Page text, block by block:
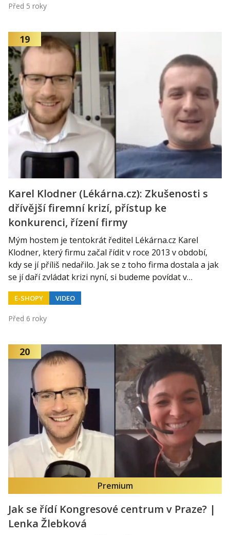
Před 5 roky
19
Karel Klodner (Lékárna.cz): Zkušenosti s
dřívější firemní krizí, přístup ke
konkurenci, řízení firmy
Mým hostem je tentokrát ředitel Lékárna.cz Karel
Klodner, který firmu začal řídit v roce 2013 v období,
kdy se jí příliš nedařilo. Jak se z toho firma dostala a jak
se jí daří zvládat krizi nyní, si budeme povídat v…
E-SHOPY VIDEO
Před 6 roky
20
Premium
Jak se řídí Kongresové centrum v Praze? |
Lenka Žlebková